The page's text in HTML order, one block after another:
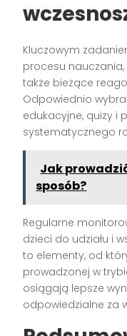
Kluczowym
procesu
także bieżące
Odpowiednio
edukacyjne, quizy i
systematycznego
Jak
sposób?
Regularne
dzieci do udziału i
to elementy, od
prowadzonej w
osiągają lepsze
odpowiedzialne za